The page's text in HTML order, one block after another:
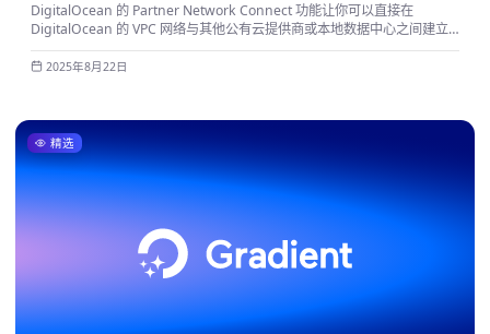
DigitalOcean 的 Partner Network Connect 功能让你可以直接在
DigitalOcean 的 VPC 网络与其他公有云提供商或本地数据中心之间建立
高带宽、低延迟的网络连接。
2025年8月22日
精选